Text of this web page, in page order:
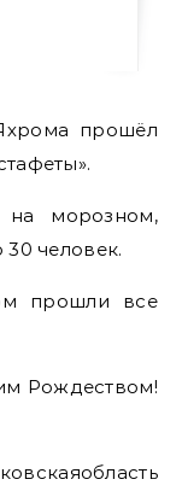
на морозном,
человек.
прошли все
Рождеством!